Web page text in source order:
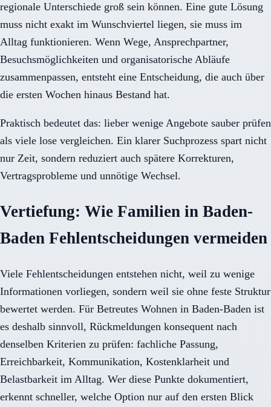
regionale Unterschiede groß sein können. Eine gute Lösung
muss nicht exakt im Wunschviertel liegen, sie muss im
Alltag funktionieren. Wenn Wege, Ansprechpartner,
Besuchsmöglichkeiten und organisatorische Abläufe
zusammenpassen, entsteht eine Entscheidung, die auch über
die ersten Wochen hinaus Bestand hat.
Praktisch bedeutet das: lieber wenige Angebote sauber prüfen
als viele lose vergleichen. Ein klarer Suchprozess spart nicht
nur Zeit, sondern reduziert auch spätere Korrekturen,
Vertragsprobleme und unnötige Wechsel.
Vertiefung: Wie Familien in Baden-
Baden Fehlentscheidungen vermeiden
Viele Fehlentscheidungen entstehen nicht, weil zu wenige
Informationen vorliegen, sondern weil sie ohne feste Struktur
bewertet werden. Für Betreutes Wohnen in Baden-Baden ist
es deshalb sinnvoll, Rückmeldungen konsequent nach
denselben Kriterien zu prüfen: fachliche Passung,
Erreichbarkeit, Kommunikation, Kostenklarheit und
Belastbarkeit im Alltag. Wer diese Punkte dokumentiert,
erkennt schneller, welche Option nur auf den ersten Blick